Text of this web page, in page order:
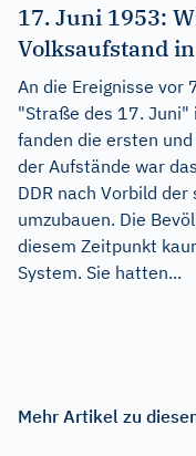
17. Juni 1953:
Volksaufstand
An die Ereignisse vor
"Straße des 17. Juni"
fanden die ersten
der Aufstände war
DDR nach Vorbild
umzubauen. Die
diesem Zeitpunkt
System. Sie hatten...
Mehr Artikel zu